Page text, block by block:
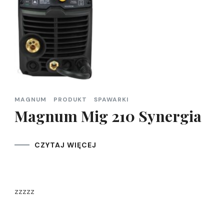
MAGNUM PRODUKT SPAWARKI
Magnum Mig 210 Synergia
CZYTAJ WIĘCEJ
zzzzz